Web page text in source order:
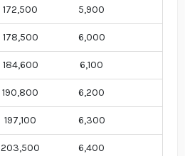
172,500 5,900
178,500 6,000
184,600 6,100
190,800 6,200
197,100 6,300
203,500 6,400